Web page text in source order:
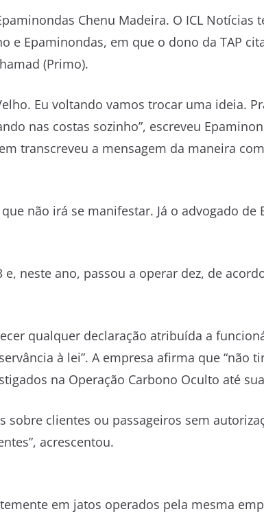
Chenu Madeira. O ICL Notícias
e Epaminondas, em que o dono da TAP
(Primo).
Eu voltando vamos trocar uma ideia.
nas costas sozinho”, escreveu
transcreveu a mensagem da maneira
não irá se manifestar. Já o advogado de
e, neste ano, passou a operar dez, de
qualquer declaração atribuída a
à lei”. A empresa afirma que “não
na Operação Carbono Oculto até
sobre clientes ou passageiros sem
acrescentou.
em jatos operados pela mesma